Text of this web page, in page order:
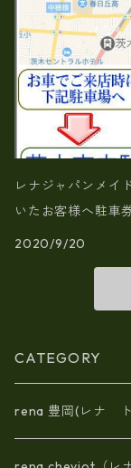
レナジャパンメイ
いたお客様へ駐車
2020/9/20
CATEGORY
rena 豊岡(レナ